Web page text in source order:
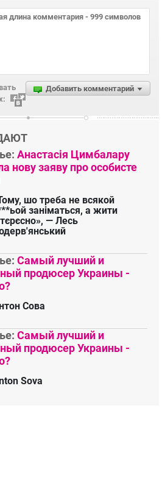
Добавить комментарий
Анастасія Цимбалару
нову заяву про особисте
шо треба не всякой
заніматься, а жити
— Лесь
Самый лучший и
продюсер Украины -
Сова
Самый лучший и
продюсер Украины -
Sova